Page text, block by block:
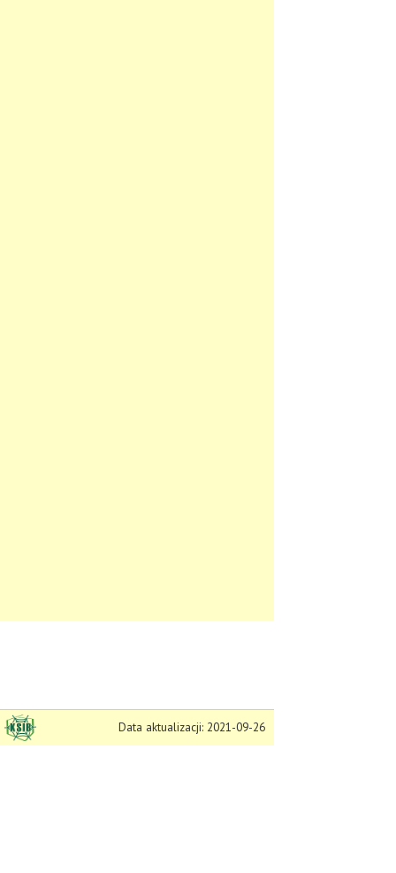
Data aktualizacji: 2021-09-26